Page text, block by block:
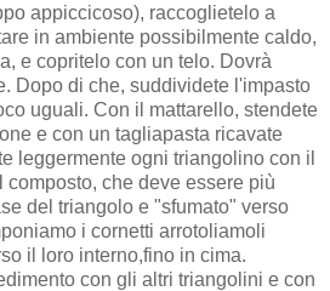
appiccicoso), raccoglietelo a
in ambiente possibilmente caldo,
e copritelo con un telo. Dovrà
Dopo di che, suddividete l'impasto
uguali. Con il mattarello, stendete
e con un tagliapasta ricavate
leggermente ogni triangolino con il
composto, che deve essere più
del triangolo e "sfumato" verso
i cornetti arrotoliamoli
il loro interno,fino in cima.
con gli altri triangolini e con